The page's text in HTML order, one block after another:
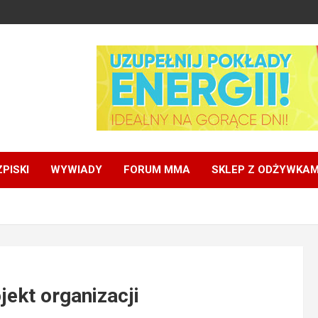
WYWIADY FORUM MMA SKLEP Z
organizacji